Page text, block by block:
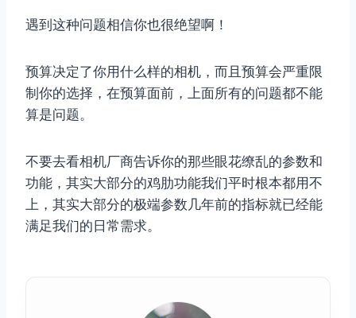
遇到这种问题相信你也很绝望啊！
预算决定了你用什么样的相机，而且预算会严重限
制你的选择，在预算面前，上面所有的问题都不能
算是问题。
不要去看相机厂商告诉你的那些眼花缭乱的参数和
功能，其实大部分的鸡肋功能我们平时根本都用不
上，其实大部分的极端参数几年前的指标就已经能
满足我们的日常需求。